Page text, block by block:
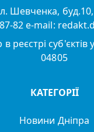
Шевченка,
82 e-mail:
реєстрі суб'єктів
04805
КАТЕГОРІЇ
Новини Дніпра